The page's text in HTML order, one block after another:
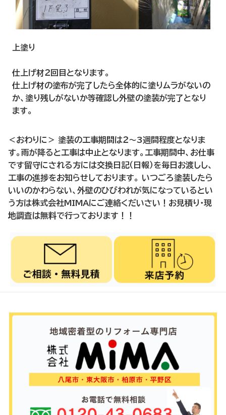
上塗り
仕上げ材２回目となります。
仕上げ材の塗布が完了したら全体的に塗りムラがないの
か、塗り残しがないか等確認し外壁の塗装が完了となり
ます。
＜おわりに＞ 塗装の工事期間は２～3週間程度となりま
す。雨が降ると工事は中止となります。工事期間中、お仕事
です留守にされる方には交換日記（日報）を毎日お渡しし、
工事の進捗をお知らせしております。 いつごろ塗装したら
いいのかわらない、外壁のひびわれが気になっているとい
う方は株式会社MIMAにご連絡くだいさい！お見積り・現
地調査は無料で行っております！！